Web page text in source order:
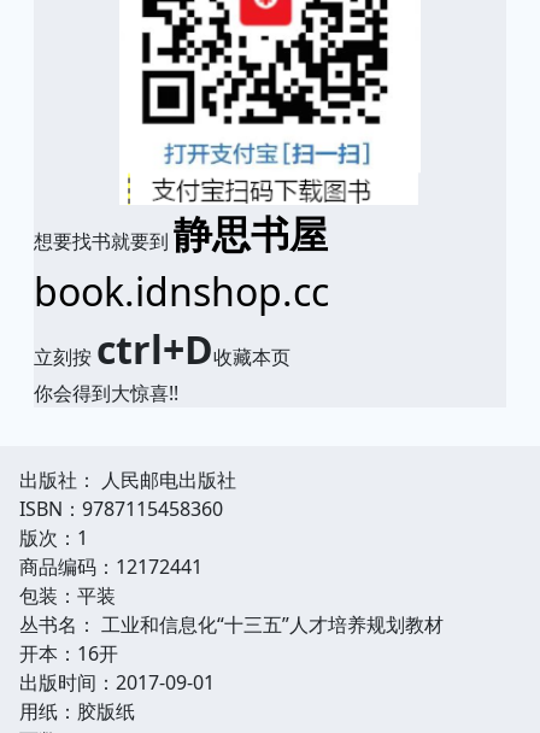
想要找书就要到 静思书屋
book.idnshop.cc
立刻按 ctrl+D收藏本页
你会得到大惊喜!!
出版社： 人民邮电出版社
ISBN：9787115458360
版次：1
商品编码：12172441
包装：平装
丛书名： 工业和信息化“十三五”人才培养规划教材
开本：16开
出版时间：2017-09-01
用纸：胶版纸